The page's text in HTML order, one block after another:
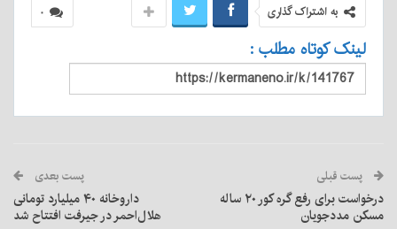
۰ به اشتراک گذاری
لینک کوتاه مطلب :
پست قبلی
درخواست برای رفع گره کور ۲۰ ساله
مسکن مددجویان
پست بعدی
داروخانه ۴۰ میلیارد تومانی
هلال‌احمر در جیرفت افتتاح شد